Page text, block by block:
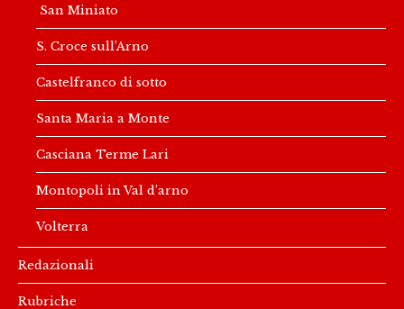
San Miniato
S. Croce sull’Arno
Castelfranco di sotto
Santa Maria a Monte
Casciana Terme Lari
Montopoli in Val d’arno
Volterra
Redazionali
Rubriche